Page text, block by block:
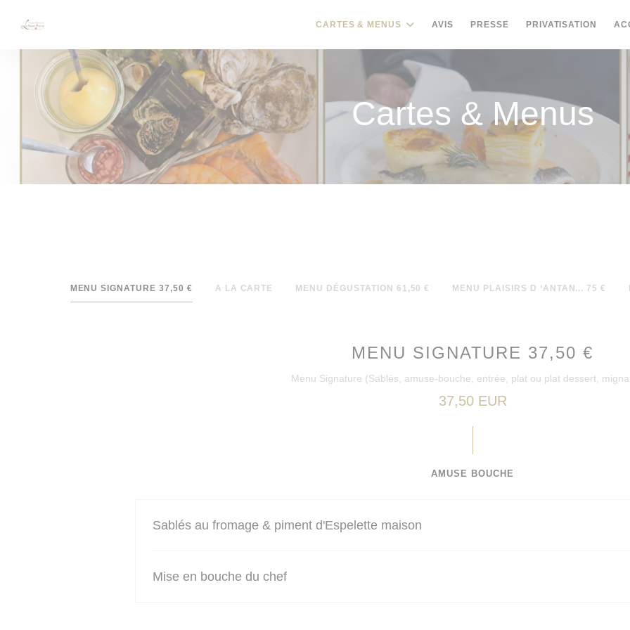
CARTES & MENUS AVIS PRESSE PRIVATISATION
Cartes & Menus
MENU SIGNATURE 37,50 € A LA CARTE MENU DÉGUSTATION 61,50 € MENU PLAISIRS D ‘ANTAN... 75 €
MENU SIGNATURE 37,50 €
Menu Signature (Sablés, amuse-bouche, entrée, plat ou plat dessert,
37,50 EUR
AMUSE BOUCHE
Sablés au fromage & piment d'Espelette maison
Mise en bouche du chef